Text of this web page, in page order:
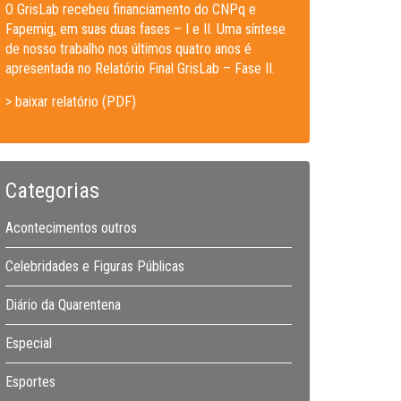
O GrisLab recebeu financiamento do CNPq e
Fapemig, em suas duas fases – I e II. Uma síntese
de nosso trabalho nos últimos quatro anos é
apresentada no Relatório Final GrisLab – Fase II.
> baixar relatório (PDF)
Categorias
Acontecimentos outros
Celebridades e Figuras Públicas
Diário da Quarentena
Especial
Esportes